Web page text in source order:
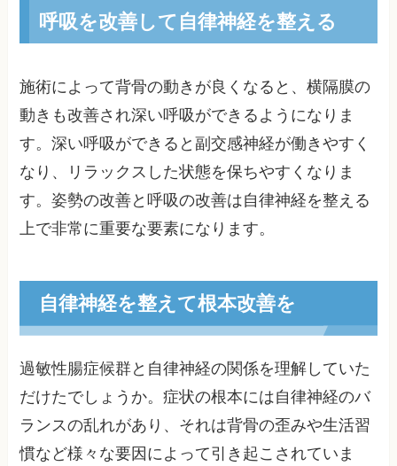
呼吸を改善して自律神経を整える
施術によって背骨の動きが良くなると、横隔膜の
動きも改善され深い呼吸ができるようになりま
す。深い呼吸ができると副交感神経が働きやすく
なり、リラックスした状態を保ちやすくなりま
す。姿勢の改善と呼吸の改善は自律神経を整える
上で非常に重要な要素になります。
自律神経を整えて根本改善を
過敏性腸症候群と自律神経の関係を理解していた
だけたでしょうか。症状の根本には自律神経のバ
ランスの乱れがあり、それは背骨の歪みや生活習
慣など様々な要因によって引き起こされていま